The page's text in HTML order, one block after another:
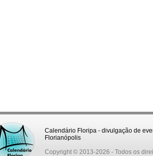
Calendário Floripa - divulgação de
Florianópolis
Copyright © 2013-2026 - Todos os